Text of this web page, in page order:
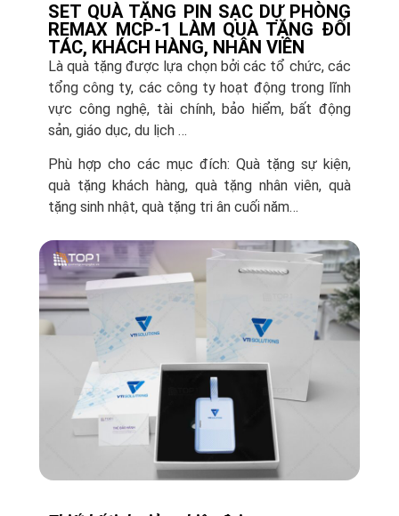
SET QUÀ TẶNG PIN SẠC DỰ PHÒNG
REMAX MCP-1 LÀM QUÀ TẶNG ĐỐI
TÁC, KHÁCH HÀNG, NHÂN VIÊN
Là quà tặng được lựa chọn bởi các tổ chức, các
tổng công ty, các công ty hoạt động trong lĩnh
vực công nghệ, tài chính, bảo hiểm, bất động
sản, giáo dục, du lịch …
Phù hợp cho các mục đích: Quà tặng sự kiện,
quà tặng khách hàng, quà tặng nhân viên, quà
tặng sinh nhật, quà tặng tri ân cuối năm…